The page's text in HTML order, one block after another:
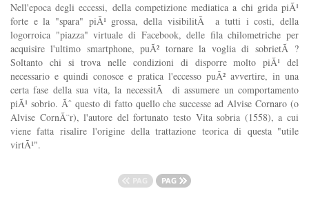
Nell'epoca degli eccessi, della competizione mediatica a chi grida piÃ¹
forte e la "spara" piÃ¹ grossa, della visibilitÃ a tutti i costi, della
logorroica "piazza" virtuale di Facebook, delle fila chilometriche per
acquisire l'ultimo smartphone, puÃ² tornare la voglia di sobrietÃ ?
Soltanto chi si trova nelle condizioni di disporre molto piÃ¹ del
necessario e quindi conosce e pratica l'eccesso puÃ² avvertire, in una
certa fase della sua vita, la necessitÃ di assumere un comportamento
piÃ¹ sobrio. Ãˆ questo di fatto quello che successe ad Alvise Cornaro (o
Alvise CornÃ¨r), l'autore del fortunato testo Vita sobria (1558), a cui
viene fatta risalire l'origine della trattazione teorica di questa "utile
virtÃ¹".